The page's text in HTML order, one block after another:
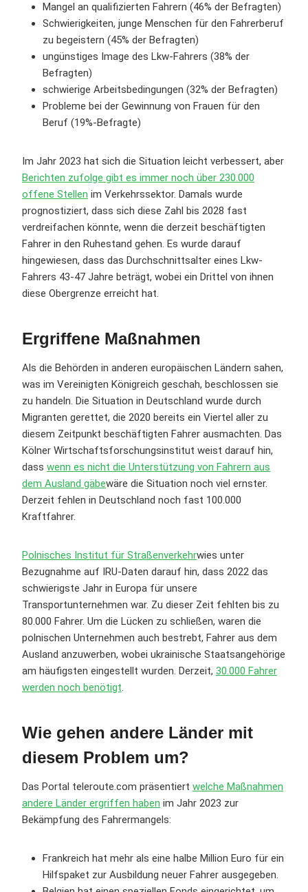
Mangel an qualifizierten Fahrern (46% der Befragten)
Schwierigkeiten, junge Menschen für den Fahrerberuf
zu begeistern (45% der Befragten)
ungünstiges Image des Lkw-Fahrers (38% der
Befragten)
schwierige Arbeitsbedingungen (32% der Befragten)
Probleme bei der Gewinnung von Frauen für den
Beruf (19%-Befragte)
Im Jahr 2023 hat sich die Situation leicht verbessert, aber
Berichten zufolge gibt es immer noch über 230.000
offene Stellen im Verkehrssektor. Damals wurde
prognostiziert, dass sich diese Zahl bis 2028 fast
verdreifachen könnte, wenn die derzeit beschäftigten
Fahrer in den Ruhestand gehen. Es wurde darauf
hingewiesen, dass das Durchschnittsalter eines Lkw-
Fahrers 43-47 Jahre beträgt, wobei ein Drittel von ihnen
diese Obergrenze erreicht hat.
Ergriffene Maßnahmen
Als die Behörden in anderen europäischen Ländern sahen,
was im Vereinigten Königreich geschah, beschlossen sie
zu handeln. Die Situation in Deutschland wurde durch
Migranten gerettet, die 2020 bereits ein Viertel aller zu
diesem Zeitpunkt beschäftigten Fahrer ausmachten. Das
Kölner Wirtschaftsforschungsinstitut weist darauf hin,
dass wenn es nicht die Unterstützung von Fahrern aus
dem Ausland gäbewäre die Situation noch viel ernster.
Derzeit fehlen in Deutschland noch fast 100.000
Kraftfahrer.
Polnisches Institut für Straßenverkehrwies unter
Bezugnahme auf IRU-Daten darauf hin, dass 2022 das
schwierigste Jahr in Europa für unsere
Transportunternehmen war. Zu dieser Zeit fehlten bis zu
80.000 Fahrer. Um die Lücken zu schließen, waren die
polnischen Unternehmen auch bestrebt, Fahrer aus dem
Ausland anzuwerben, wobei ukrainische Staatsangehörige
am häufigsten eingestellt wurden. Derzeit, 30.000 Fahrer
werden noch benötigt.
Wie gehen andere Länder mit
diesem Problem um?
Das Portal teleroute.com präsentiert welche Maßnahmen
andere Länder ergriffen haben im Jahr 2023 zur
Bekämpfung des Fahrermangels:
Frankreich hat mehr als eine halbe Million Euro für ein
Hilfspaket zur Ausbildung neuer Fahrer ausgegeben.